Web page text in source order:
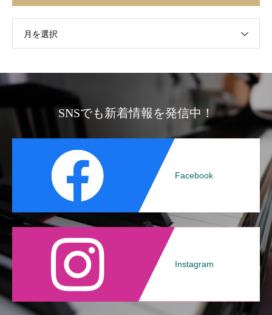
月を選択
SNSでも新着情報を発信中！
Facebook
Instagram